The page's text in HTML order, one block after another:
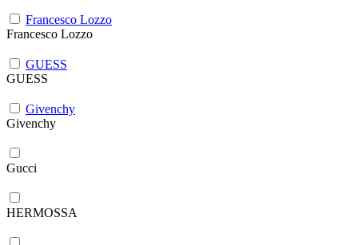
Francesco Lozzo
Francesco Lozzo
GUESS
GUESS
Givenchy
Givenchy
Gucci
HERMOSSA